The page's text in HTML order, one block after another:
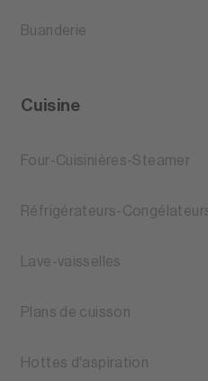
Buanderie
Cuisine
Four-Cuisinières-Steamer
Réfrigérateurs-
Lave-vaisselles
Plans de cuisson
Hottes d'aspiration